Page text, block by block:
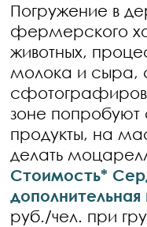
Погружение в
фермерского
животных,
молока и сыра,
зоне
продукты, на
делать
Стоимость*
руб./чел. при